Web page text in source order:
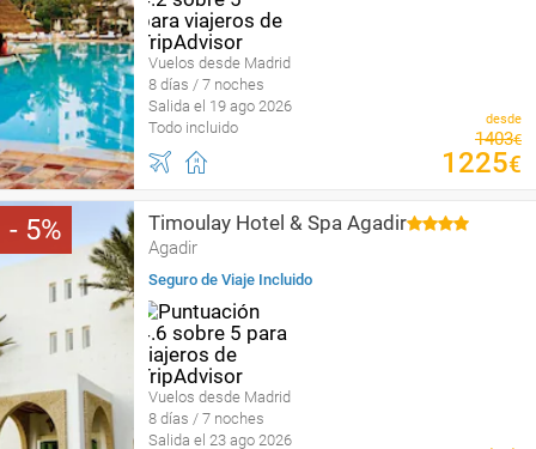
Vuelos desde Madrid
8 días / 7 noches
Salida el 19 ago 2026
Todo incluido
desde
1403€
1225€
5 Timoulay Hotel & Spa Agadir
Agadir
Seguro de Viaje Incluido
Vuelos desde Madrid
8 días / 7 noches
Salida el 23 ago 2026